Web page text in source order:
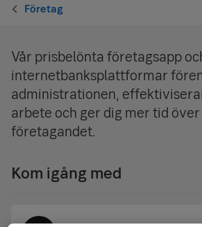
Företag
Vår prisbelönta företagsapp
internetbanksplattformar
administrationen,
arbete och ger dig mer tid
företagandet.
Kom igång med